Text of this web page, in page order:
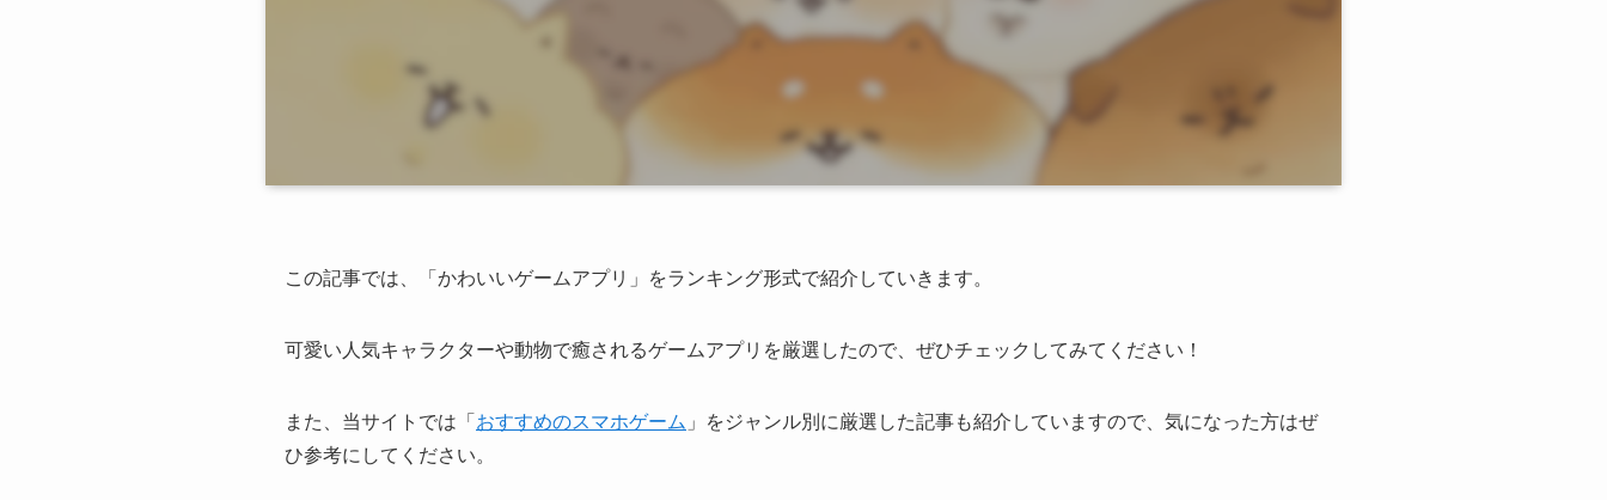
この記事では、「​かわいいゲームアプリ」をランキング形式で紹介していきます。
可愛い人気キャラクターや動物で癒されるゲームアプリを厳選したので、ぜひチェックしてみてください！
また、当サイトでは「 おすすめのスマホゲーム 」をジャンル別に厳選した記事も紹介していますので、気になった方はぜ
ひ参考にしてください。